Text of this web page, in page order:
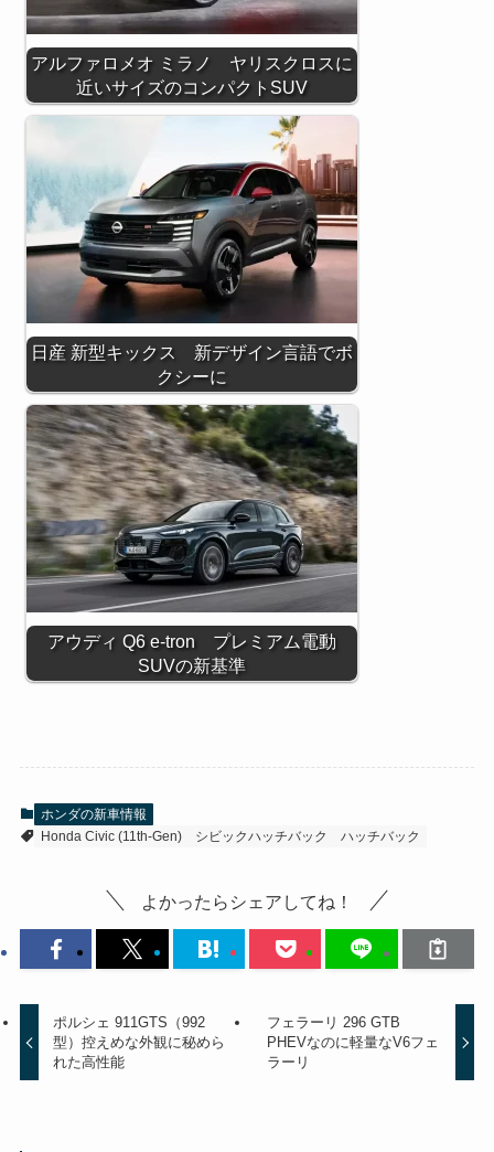
アルファロメオ ミラノ ヤリスクロスに
近いサイズのコンパクトSUV
日産 新型キックス 新デザイン言語でボ
クシーに
アウディ Q6 e-tron プレミアム電動
SUVの新基準
ホンダの新車情報
Honda Civic (11th-Gen)
シビックハッチバック ハッチバック
よかったらシェアしてね！
ポルシェ 911GTS（992
型）控えめな外観に秘めら
れた高性能
フェラーリ 296 GTB
PHEVなのに軽量なV6フェ
ラーリ